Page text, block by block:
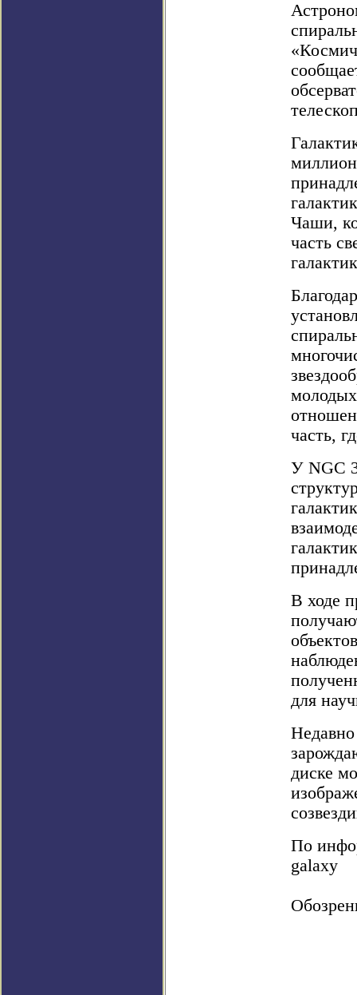
Чаши,
часть
молодых
часть,
У NGC
В ходе
для
диске
По
galaxy